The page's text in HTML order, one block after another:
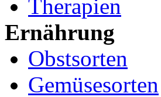
Therapien
Ernährung
Obstsorten
Gemüsesorten